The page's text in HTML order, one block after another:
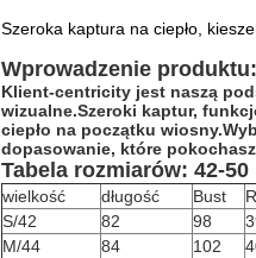
Szeroka kaptura na ciepło,
Wprowadzenie produktu:
Klient-centricity jest naszą
wizualne.Szeroki kaptur,
ciepło na początku
dopasowanie, które
Tabela rozmiarów: 42-50
wielkość długość Bust
S/42
82 98
M/44
84 102